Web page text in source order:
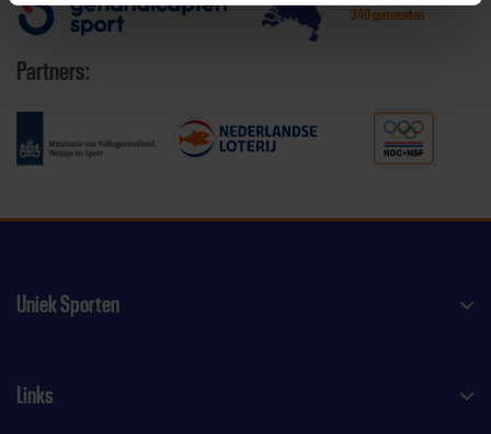
340 gemeenten
Partners:
Uniek Sporten
Links